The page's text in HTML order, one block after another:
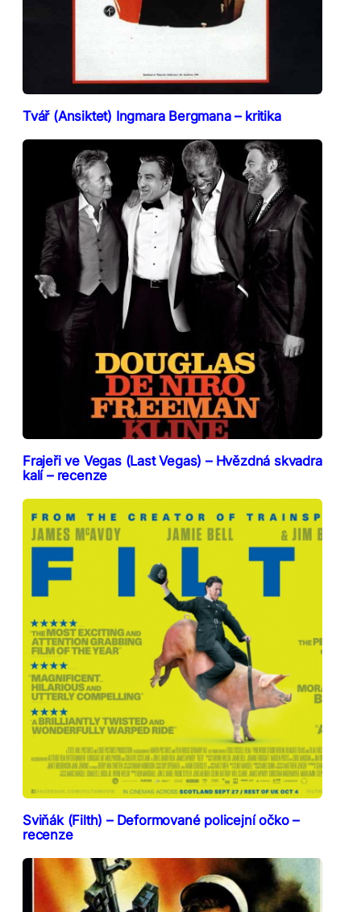
Tvář (Ansiktet) Ingmara Bergmana – kritika
Frajeři ve Vegas (Last Vegas) – Hvězdná skvadra
kalí – recenze
Sviňák (Filth) – Deformované policejní očko –
recenze